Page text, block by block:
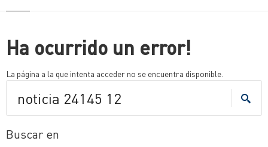
Ha ocurrido un error!
La página a la que intenta acceder no se encuentra disponible.
Buscar en